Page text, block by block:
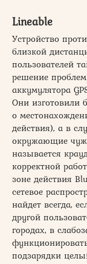
Lineable
Устройство
близкой
пользователей
решение
аккумулятора
Они изготовили
о
действия), а в
окружающие
называется
корректной
зоне действия
сетевое
найдет всегда,
другой
городах, в
подзарядки